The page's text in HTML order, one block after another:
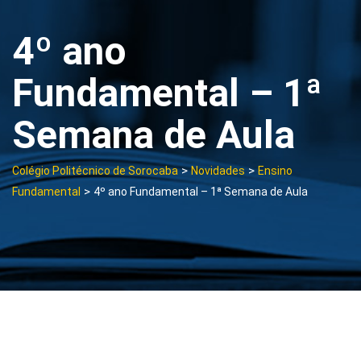
4º ano
Fundamental – 1ª
Semana de Aula
Colégio Politécnico de Sorocaba>Novidades>Ensino
Fundamental > 4º ano Fundamental – 1ª Semana de Aula